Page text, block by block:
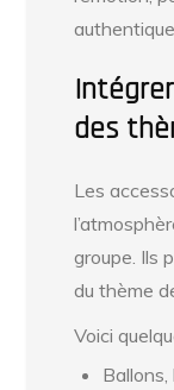
des
Les
groupe. Ils
du thème
Voici